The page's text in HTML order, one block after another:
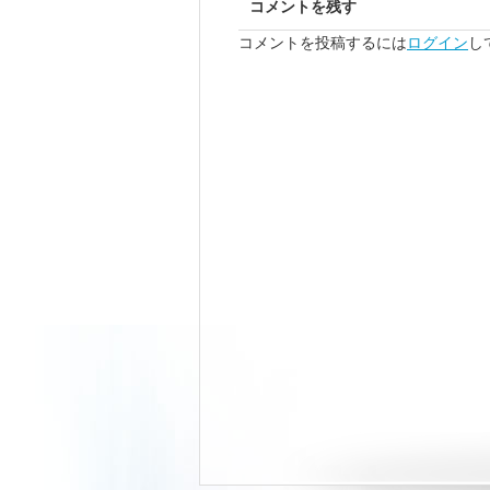
コメントを残す
コメントを投稿するにはログイン し